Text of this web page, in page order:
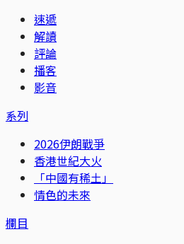
速遞
解讀
評論
播客
影音
系列
2026伊朗戰爭
香港世紀大火
「中國有稀土」
情色的未來
欄目